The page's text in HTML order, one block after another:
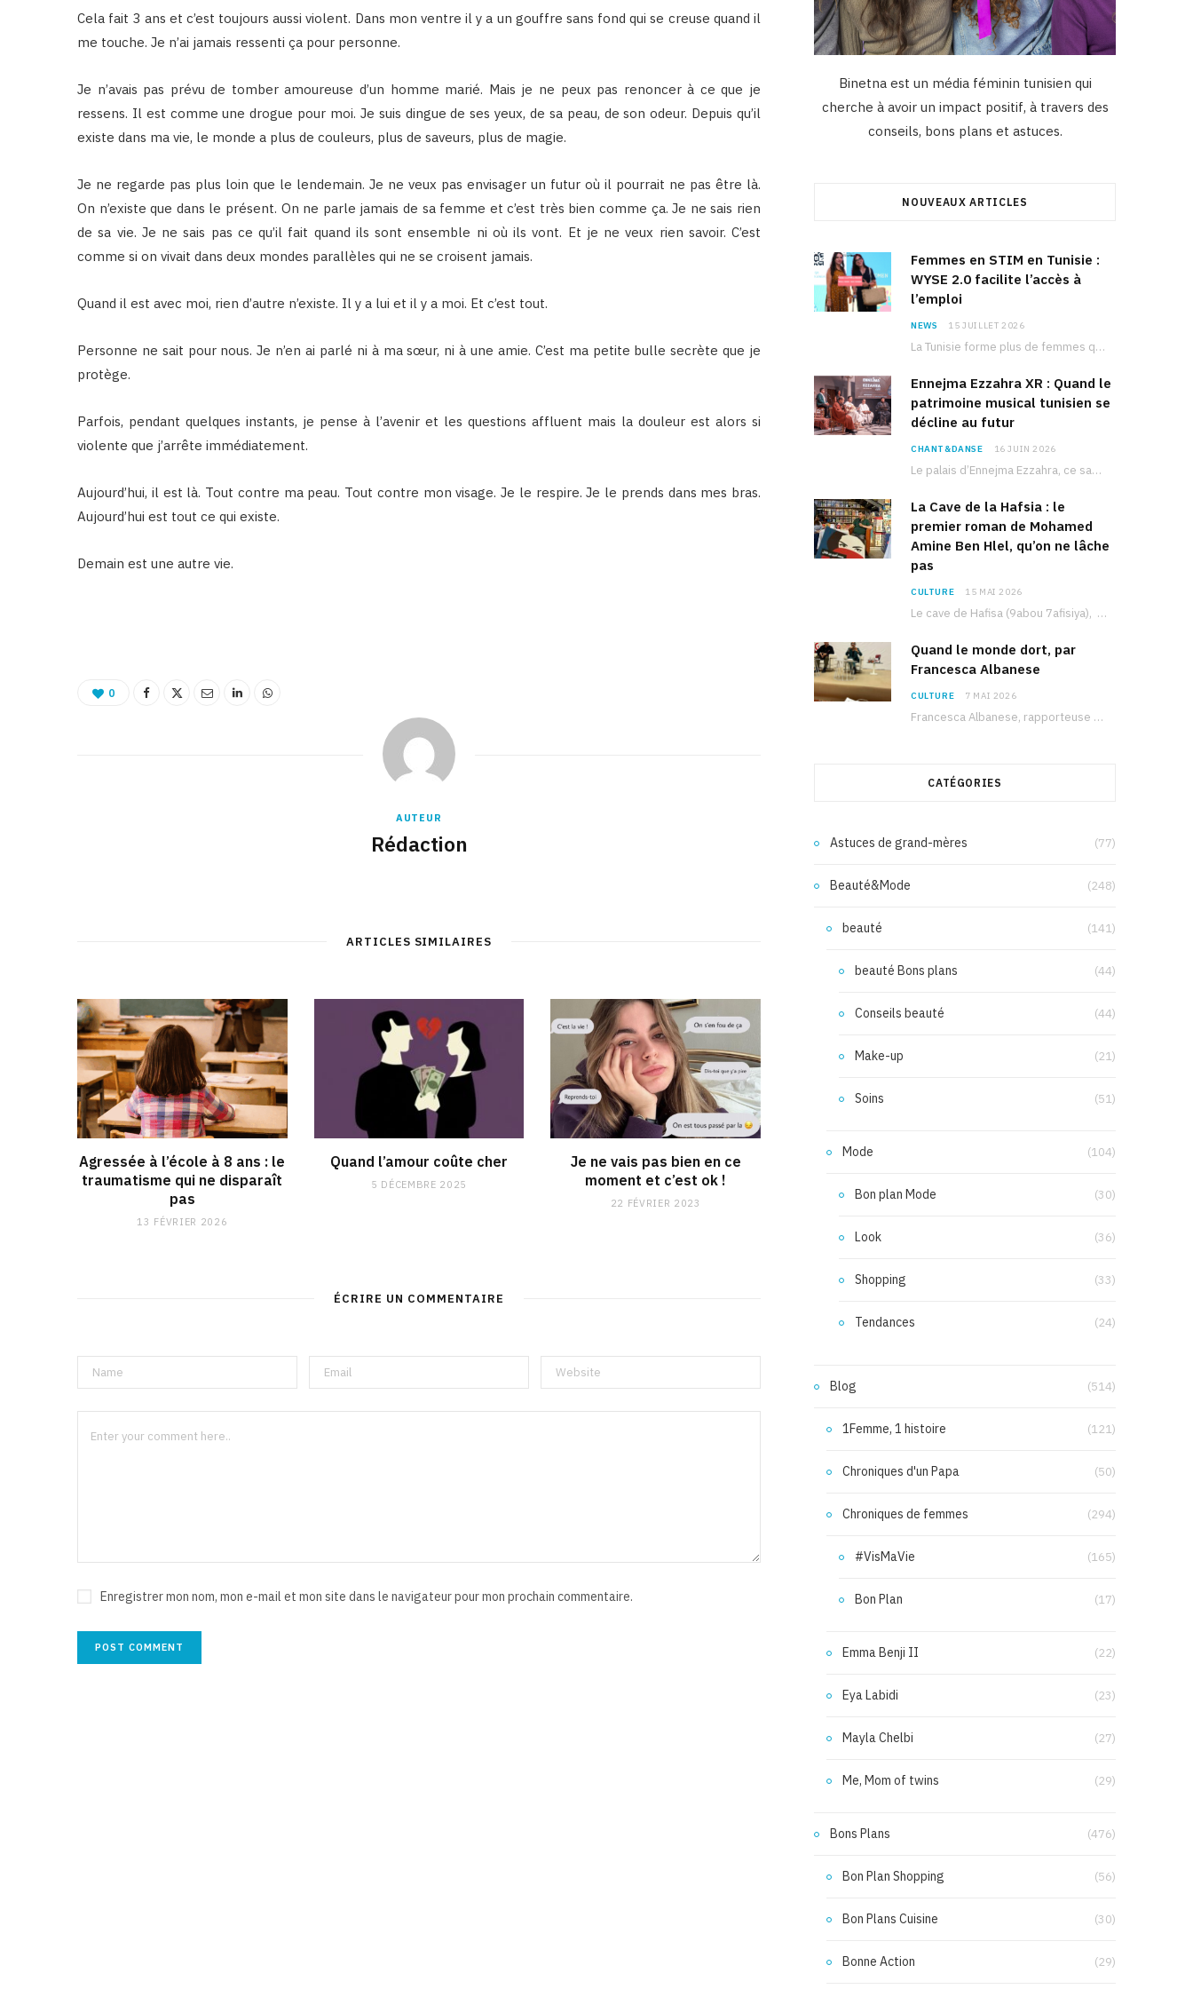
Cela fait 3 ans et c’est toujours aussi violent. Dans mon ventre il y a un gouffre sans fond qui se creuse quand il
me touche. Je n’ai jamais ressenti ça pour personne.
Je n’avais pas prévu de tomber amoureuse d’un homme marié. Mais je ne peux pas renoncer à ce que je
ressens. Il est comme une drogue pour moi. Je suis dingue de ses yeux, de sa peau, de son odeur. Depuis qu’il
existe dans ma vie, le monde a plus de couleurs, plus de saveurs, plus de magie.
Je ne regarde pas plus loin que le lendemain. Je ne veux pas envisager un futur où il pourrait ne pas être là.
On n’existe que dans le présent. On ne parle jamais de sa femme et c’est très bien comme ça. Je ne sais rien
de sa vie. Je ne sais pas ce qu’il fait quand ils sont ensemble ni où ils vont. Et je ne veux rien savoir. C’est
comme si on vivait dans deux mondes parallèles qui ne se croisent jamais.
Quand il est avec moi, rien d’autre n’existe. Il y a lui et il y a moi. Et c’est tout.
Personne ne sait pour nous. Je n’en ai parlé ni à ma sœur, ni à une amie. C’est ma petite bulle secrète que je
protège.
Parfois, pendant quelques instants, je pense à l’avenir et les questions affluent mais la douleur est alors si
violente que j’arrête immédiatement.
Aujourd’hui, il est là. Tout contre ma peau. Tout contre mon visage. Je le respire. Je le prends dans mes bras.
Aujourd’hui est tout ce qui existe.
Demain est une autre vie.
0
AUTEUR
Rédaction
ARTICLES SIMILAIRES
Agressée à l’école à 8 ans : le
traumatisme qui ne disparaît
pas
13 FÉVRIER 2026
Quand l’amour coûte cher
5 DÉCEMBRE 2025
Je ne vais pas bien en ce
moment et c’est ok !
22 FÉVRIER 2023
ÉCRIRE UN COMMENTAIRE
Enregistrer mon nom, mon e-mail et mon site dans le navigateur pour mon prochain commentaire.
Binetna est un média féminin tunisien qui
cherche à avoir un impact positif, à travers des
conseils, bons plans et astuces.
NOUVEAUX ARTICLES
Femmes en STIM en Tunisie :
WYSE 2.0 facilite l’accès à
l’emploi
NEWS 15 JUILLET 2026
La Tunisie forme plus de femmes que d’hommes dans les filières scientifiques. Pourtant, pour beaucoup…
Ennejma Ezzahra XR : Quand le
patrimoine musical tunisien se
décline au futur
CHANT&DANSE 16 JUIN 2026
Le palais d’Ennejma Ezzahra, ce sanctuaire de la musique tunisienne et méditerranéenne construit par le…
La Cave de la Hafsia : le
premier roman de Mohamed
Amine Ben Hlel, qu’on ne lâche
pas
CULTURE 15 MAI 2026
Le cave de Hafisa (9abou 7afisiya), premier roman du journaliste tunisien Mohamed Amine Ben Hlel,…
Quand le monde dort, par
Francesca Albanese
CULTURE 7 MAI 2026
Francesca Albanese, rapporteuse spéciale de l’ONU sur les territoires palestiniens occupés, était à Tunis pour…
CATÉGORIES
Astuces de grand-mères (77)
Beauté&Mode (248)
beauté (141)
beauté Bons plans (44)
Conseils beauté (44)
Make-up (21)
Soins (51)
Mode (104)
Bon plan Mode (30)
Look (36)
Shopping (33)
Tendances (24)
Blog (514)
1Femme, 1 histoire (121)
Chroniques d'un Papa (50)
Chroniques de femmes (294)
#VisMaVie (165)
Bon Plan (17)
Emma Benji II (22)
Eya Labidi (23)
Mayla Chelbi (27)
Me, Mom of twins (29)
Bons Plans (476)
Bon Plan Shopping (56)
Bon Plans Cuisine (30)
Bonne Action (29)